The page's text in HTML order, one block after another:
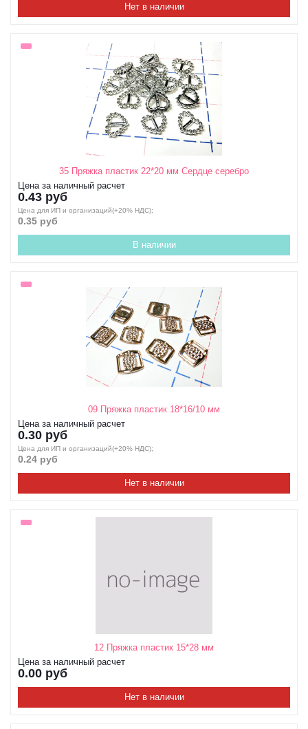
Нет в наличии
35 Пряжка пластик 22*20 мм Сердце серебро
Цена за наличный расчет
0.43 руб
Цена для ИП и организаций(+20% НДС);
0.35 руб
В наличии
09 Пряжка пластик 18*16/10 мм
Цена за наличный расчет
0.30 руб
Цена для ИП и организаций(+20% НДС);
0.24 руб
Нет в наличии
12 Пряжка пластик 15*28 мм
Цена за наличный расчет
0.00 руб
Нет в наличии